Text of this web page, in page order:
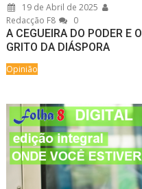
19 de Abril de 2025
Redacção F8
0
A CEGUEIRA DO PODER E O
GRITO DA DIÁSPORA
Opinião